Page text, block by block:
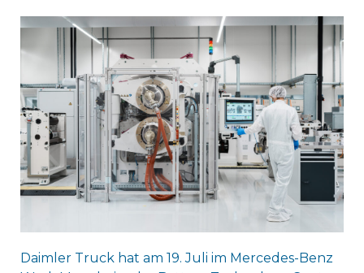
Daimler Truck hat am 19. Juli im Mercedes-Benz